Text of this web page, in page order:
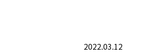
2022.03.12